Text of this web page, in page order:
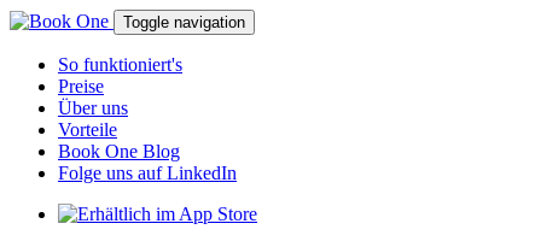
Toggle navigation
So funktioniert's
Preise
Über uns
Vorteile
Book One Blog
Folge uns auf LinkedIn